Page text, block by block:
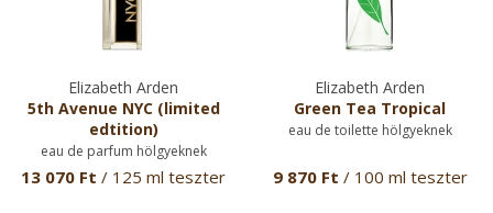
Elizabeth Arden
5th Avenue NYC (limited
edtition)
eau de parfum hölgyeknek
13 070 Ft / 125 ml teszter
Elizabeth Arden
Green Tea Tropical
eau de toilette hölgyeknek
9 870 Ft / 100 ml teszter